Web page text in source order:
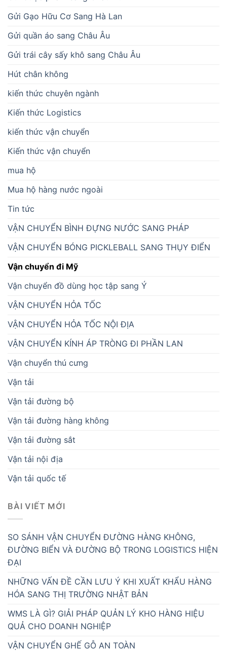
Gửi Gạo Hữu Cơ Sang Hà Lan
Gửi quần áo sang Châu Âu
Gửi trái cây sấy khô sang Châu Âu
Hút chân không
kiến thức chuyên ngành
Kiến thức Logistics
kiến thức vận chuyển
Kiến thức vận chuyển
mua hộ
Mua hộ hàng nước ngoài
Tin tức
VẬN CHUYỂN BÌNH ĐỰNG NƯỚC SANG PHÁP
VẬN CHUYỂN BÓNG PICKLEBALL SANG THỤY ĐIỂN
Vận chuyển đi Mỹ
Vận chuyển đồ dùng học tập sang Ý
VẬN CHUYỂN HỎA TỐC
VẬN CHUYỂN HỎA TỐC NỘI ĐỊA
VẬN CHUYỂN KÍNH ÁP TRÒNG ĐI PHẦN LAN
Vận chuyển thú cưng
Vận tải
Vận tải đường bộ
Vận tải đường hàng không
Vận tải đường sắt
Vận tải nội địa
Vận tải quốc tế
BÀI VIẾT MỚI
SO SÁNH VẬN CHUYỂN ĐƯỜNG HÀNG KHÔNG,
ĐƯỜNG BIỂN VÀ ĐƯỜNG BỘ TRONG LOGISTICS HIỆN
ĐẠI
NHỮNG VẤN ĐỀ CẦN LƯU Ý KHI XUẤT KHẨU HÀNG
HÓA SANG THỊ TRƯỜNG NHẬT BẢN
WMS LÀ GÌ? GIẢI PHÁP QUẢN LÝ KHO HÀNG HIỆU
QUẢ CHO DOANH NGHIỆP
VẬN CHUYỂN GHẾ GỖ AN TOÀN